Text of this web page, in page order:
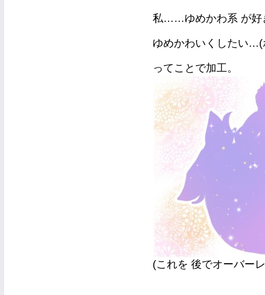
私……ゆめかわ系 が
ゆめかわいくしたい…(
ってことで加工。
(これを 後でオーバー